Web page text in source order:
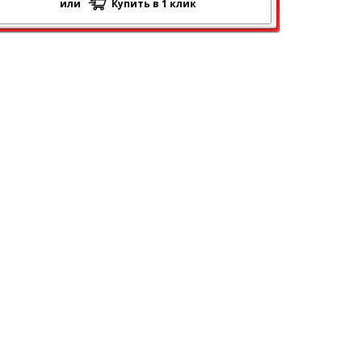
или Купить в 1 клик